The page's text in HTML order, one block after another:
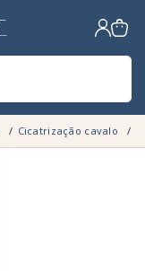
Cicatrização cavalo